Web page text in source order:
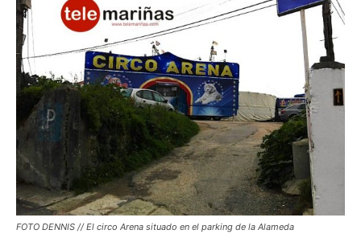
FOTO DENNIS // El circo Arena situado en el parking de la Alameda